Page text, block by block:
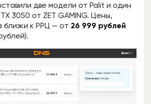
две модели от Palit и один
3050 от ZET GAMING. Цены,
близки к РРЦ — от 26 999 рублей